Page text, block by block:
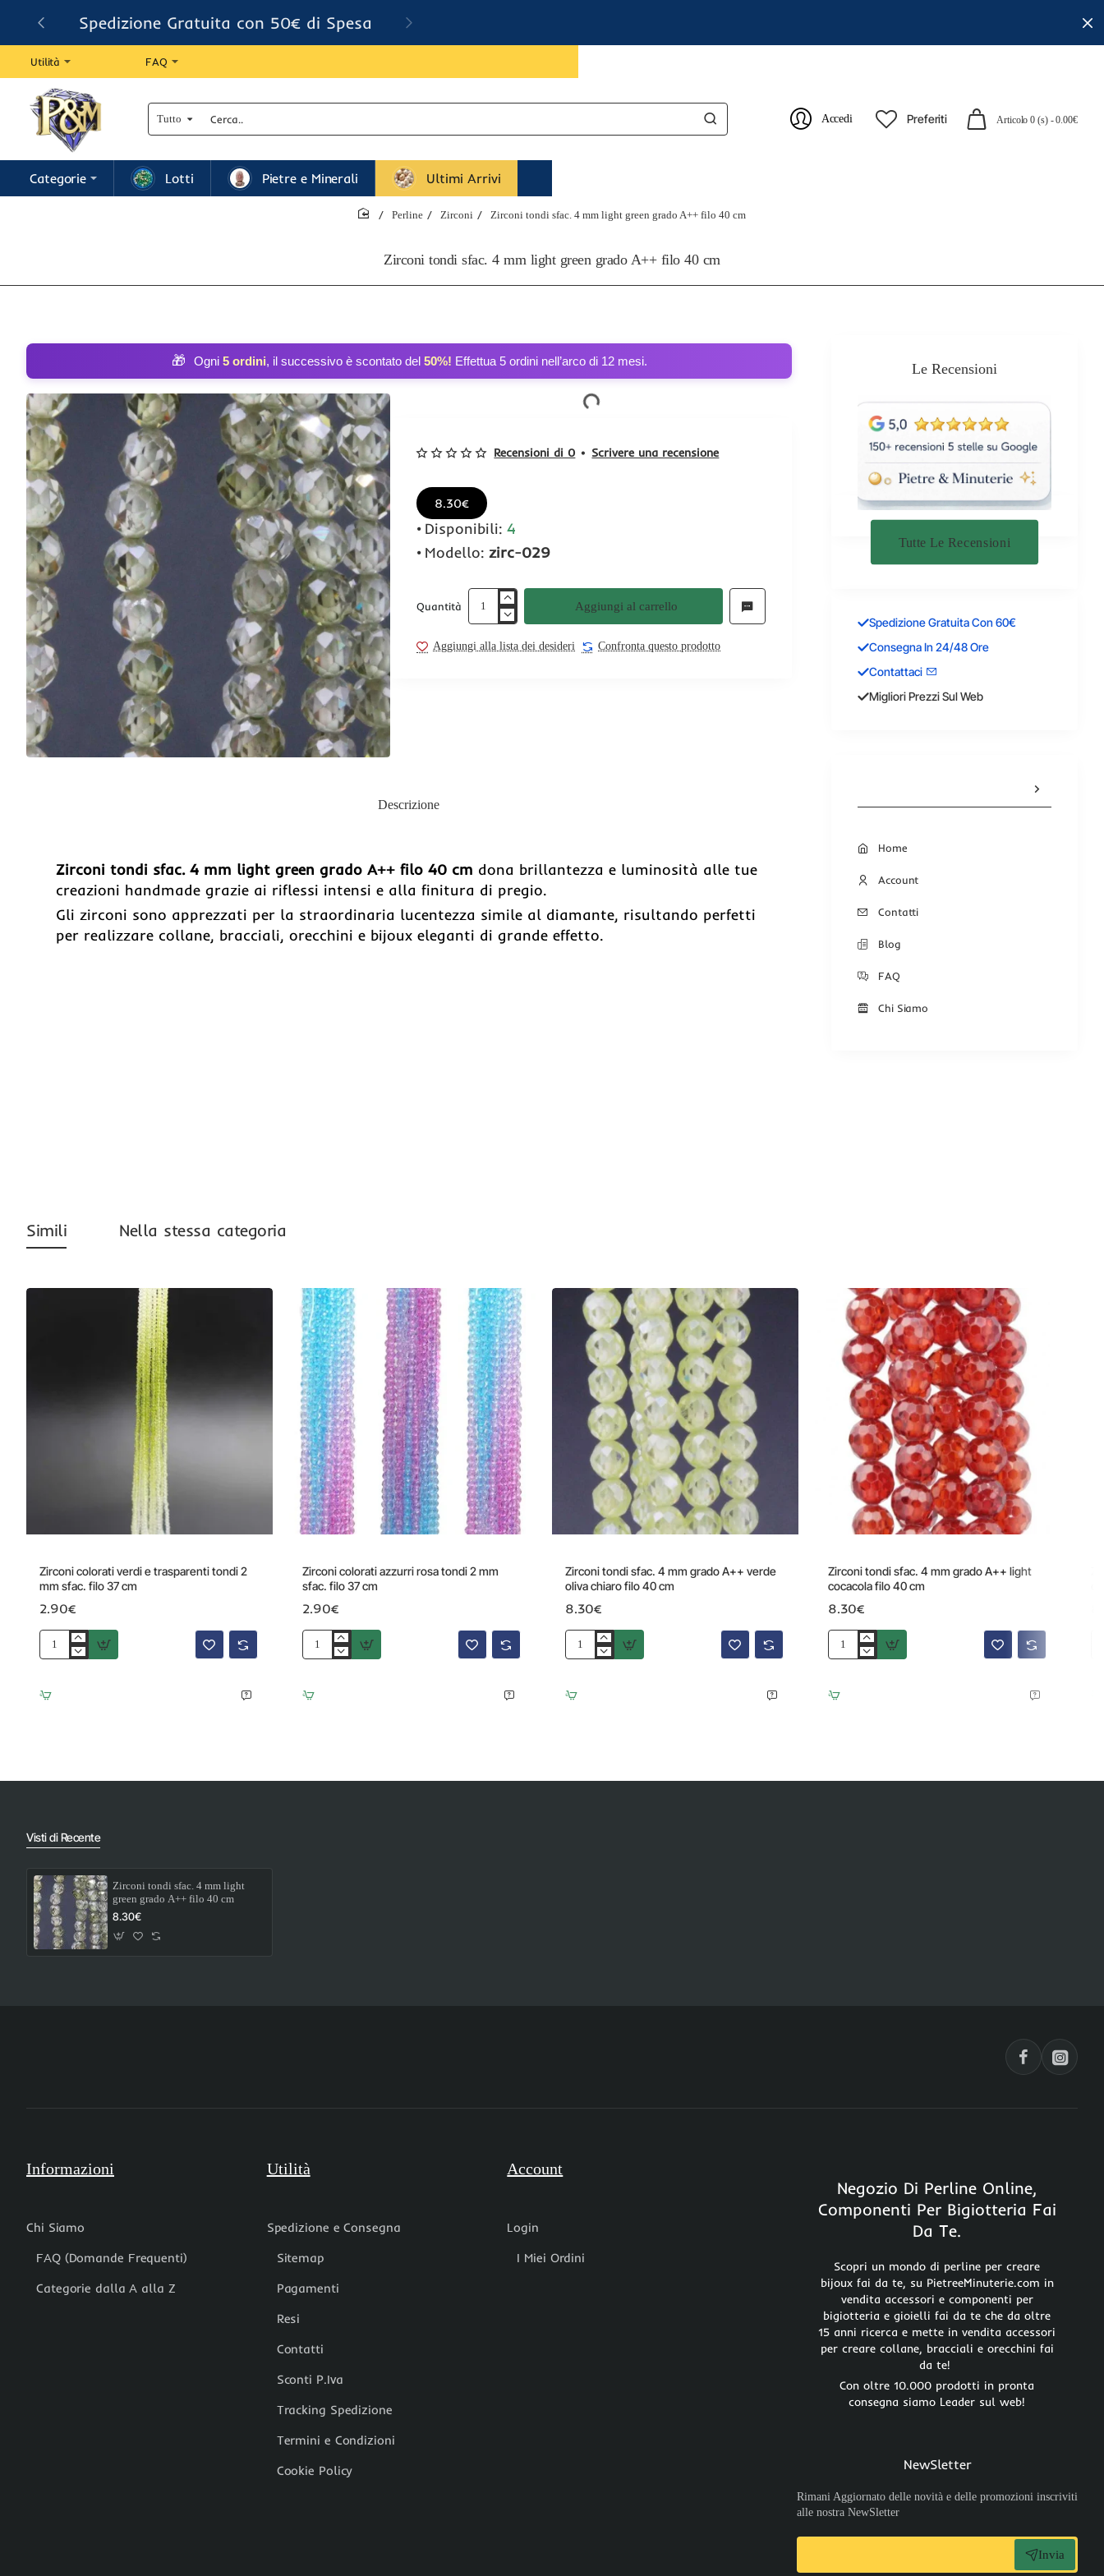
Spedizione Gratuita con 50€ di Spesa
Utilità FAQ
Tutto
Cerca.. Accedi Preferiti Articolo 0 (s) - 0.00€
Categorie Lotti Pietre e Minerali Ultimi Arrivi
Zirconi tondi sfac. 4 mm light green grado A++ filo 40 cm
Perline Zirconi Zirconi tondi sfac. 4 mm light green grado A++ filo 40 cm
🎁 Ogni 5 ordini, il successivo è scontato del 50%! Effettua 5 ordini nell’arco di 12 mesi.
Recensioni di 0 • Scrivere una recensione
8.30€
Disponibili: 4
Modello: zirc-029
Quantità Aggiungi al carrello
Aggiungi alla lista dei desideri Confronta questo prodotto
Descrizione
Zirconi tondi sfac. 4 mm light green grado A++ filo 40 cm dona brillantezza e luminosità alle tue
creazioni handmade grazie ai riflessi intensi e alla finitura di pregio.
Gli zirconi sono apprezzati per la straordinaria lucentezza simile al diamante, risultando perfetti
per realizzare collane, bracciali, orecchini e bijoux eleganti di grande effetto.
Le Recensioni
Tutte Le Recensioni
Spedizione Gratuita Con 60€
Consegna In 24/48 Ore
Contattaci
Migliori Prezzi Sul Web
Home
Account
Contatti
Blog
FAQ
Chi Siamo
Simili Nella stessa categoria
Zirconi colorati verdi e trasparenti tondi 2
mm sfac. filo 37 cm
2.90€
Zirconi
colorati
e
trasparenti
37
Zirconi colorati azzurri rosa tondi 2 mm
sfac. filo 37 cm
2.90€
Zirconi
colorati
rosa
tondi
cm
Zirconi tondi sfac. 4 mm grado A++ verde
oliva chiaro filo 40 cm
8.30€
Zirconi
tondi
4
mm
filo
Zirconi tondi sfac. 4 mm grado A++ light
cocacola filo 40 cm
8.30€
Zirconi
tondi
4
mm
40
40
Visti di Recente
Zirconi tondi sfac. 4 mm light
green grado A++ filo 40 cm
8.30€
Informazioni
Chi Siamo
FAQ (Domande Frequenti)
Categorie dalla A alla Z
Utilità
Spedizione e Consegna
Sitemap
Pagamenti
Resi
Contatti
Sconti P.Iva
Tracking Spedizione
Termini e Condizioni
Cookie Policy
Account
Login
I Miei Ordini
Negozio Di Perline Online,
Componenti Per Bigiotteria Fai
Da Te.
Scopri un mondo di perline per creare
bijoux fai da te, su PietreeMinuterie.com in
vendita accessori e componenti per
bigiotteria e gioielli fai da te che da oltre
15 anni ricerca e mette in vendita accessori
per creare collane, bracciali e orecchini fai
da te!
Con oltre 10.000 prodotti in pronta
consegna siamo Leader sul web!
NewSletter
Rimani Aggiornato delle novità e delle promozioni inscriviti
alle nostra NewSletter
Invia